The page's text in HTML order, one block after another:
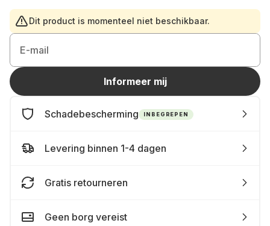
Dit product is momenteel niet beschikbaar.
E-mail
Informeer mij
Schadebescherming INBEGREPEN
Levering binnen 1-4 dagen
Gratis retourneren
Geen borg vereist